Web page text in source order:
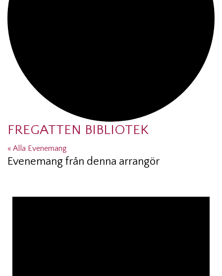
FREGATTEN BIBLIOTEK
« Alla Evenemang
Evenemang från denna arrangör